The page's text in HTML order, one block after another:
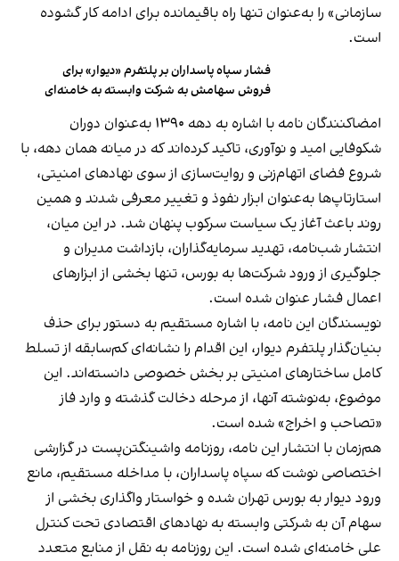
سازمانی» را به‌عنوان تنها راه باقیمانده برای ادامه کار گشوده
است.
فشار سپاه پاسداران بر پلتفرم «دیوار» برای
فروش سهامش به شرکت وابسته به خامنه‌ای
امضاکنندگان نامه با اشاره به دهه ۱۳۹۰ به‌عنوان دوران
شکوفایی امید و نوآوری، تاکید کرده‌اند که در میانه همان دهه، با
شروع فضای اتهام‌زنی و روایت‌سازی از سوی نهادهای امنیتی،
استارتاپ‌ها به‌عنوان ابزار نفوذ و تغییر معرفی شدند و همین
روند باعث آغاز یک سیاست سرکوب پنهان شد. در این میان،
انتشار شب‌نامه، تهدید سرمایه‌گذاران، بازداشت مدیران و
جلوگیری از ورود شرکت‌ها به بورس، تنها بخشی از ابزارهای
اعمال فشار عنوان شده است.
نویسندگان این نامه، با اشاره مستقیم به دستور برای حذف
بنیان‌گذار پلتفرم دیوار، این اقدام را نشانه‌ای کم‌سابقه از تسلط
کامل ساختارهای امنیتی بر بخش خصوصی دانسته‌اند. این
موضوع، به‌نوشته آنها، از مرحله دخالت گذشته و وارد فاز
«تصاحب و اخراج» شده است.
هم‌زمان با انتشار این نامه، روزنامه واشینگتن‌پست در گزارشی
اختصاصی نوشت که سپاه پاسداران، با مداخله مستقیم، مانع
ورود دیوار به بورس تهران شده و خواستار واگذاری بخشی از
سهام آن به شرکتی وابسته به نهادهای اقتصادی تحت کنترل
علی خامنه‌ای شده است. این روزنامه به نقل از منابع متعدد